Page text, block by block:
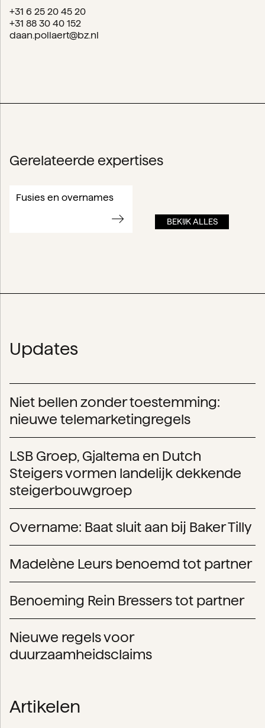
+31 6 25 20 45 20
+31 88 30 40 152
daan.pollaert@bz.nl
Gerelateerde expertises
Fusies en overnames
BEKIJK ALLES
Updates
Niet bellen zonder toestemming:
nieuwe telemarketingregels
LSB Groep, Gjaltema en Dutch
Steigers vormen landelijk dekkende
steigerbouwgroep
Overname: Baat sluit aan bij Baker Tilly
Madelène Leurs benoemd tot partner
Benoeming Rein Bressers tot partner
Nieuwe regels voor
duurzaamheidsclaims
Artikelen